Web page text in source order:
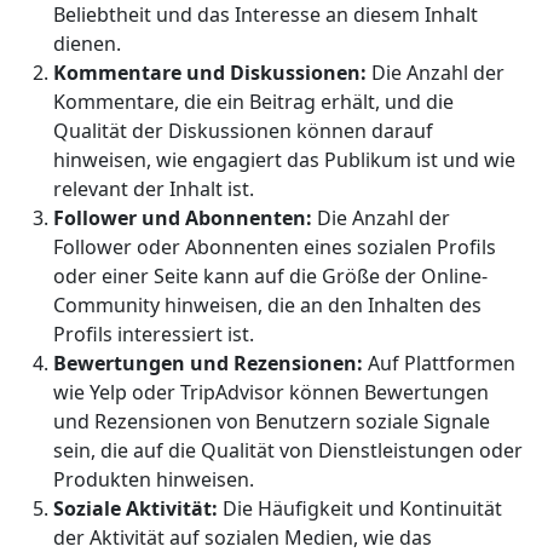
Beliebtheit und das Interesse an diesem Inhalt
dienen.
Kommentare und Diskussionen: Die Anzahl der
Kommentare, die ein Beitrag erhält, und die
Qualität der Diskussionen können darauf
hinweisen, wie engagiert das Publikum ist und wie
relevant der Inhalt ist.
Follower und Abonnenten: Die Anzahl der
Follower oder Abonnenten eines sozialen Profils
oder einer Seite kann auf die Größe der Online-
Community hinweisen, die an den Inhalten des
Profils interessiert ist.
Bewertungen und Rezensionen: Auf Plattformen
wie Yelp oder TripAdvisor können Bewertungen
und Rezensionen von Benutzern soziale Signale
sein, die auf die Qualität von Dienstleistungen oder
Produkten hinweisen.
Soziale Aktivität: Die Häufigkeit und Kontinuität
der Aktivität auf sozialen Medien, wie das